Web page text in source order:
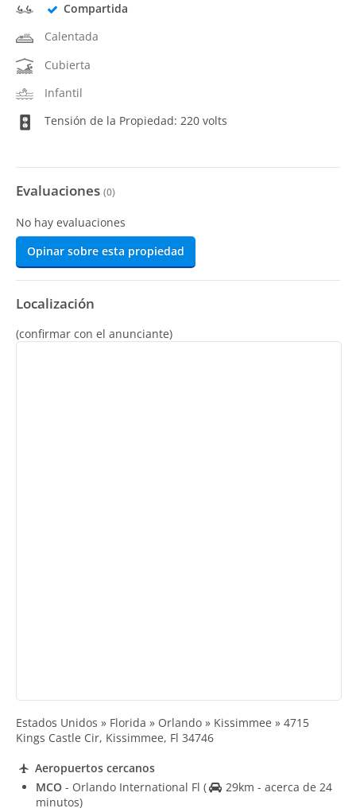
Compartida
Calentada
Cubierta
Infantil
Tensión de la Propiedad: 220 volts
Evaluaciones (0)
No hay evaluaciones
Opinar sobre esta propiedad
Localización
(confirmar con el anunciante)
Estados Unidos » Florida » Orlando » Kissimmee » 4715
Kings Castle Cir, Kissimmee, Fl 34746
Aeropuertos cercanos
MCO - Orlando International Fl (
29km - acerca de 24
minutos)